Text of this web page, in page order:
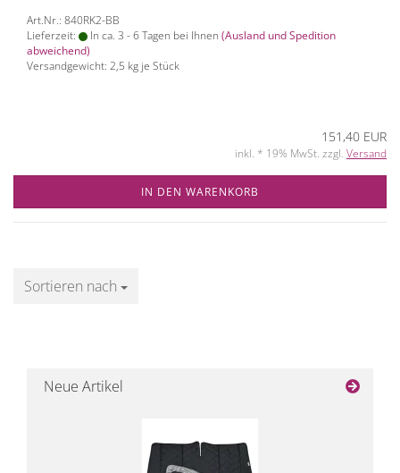
Art.Nr.: 840RK2-BB
Lieferzeit:
In ca. 3 - 6 Tagen bei Ihnen (Ausland und Spedition
abweichend)
Versandgewicht: 2,5 kg je Stück
151,40 EUR
inkl. * 19% MwSt. zzgl. Versand
IN DEN WARENKORB
Sortieren nach
Sortieren nach
Neue Artikel